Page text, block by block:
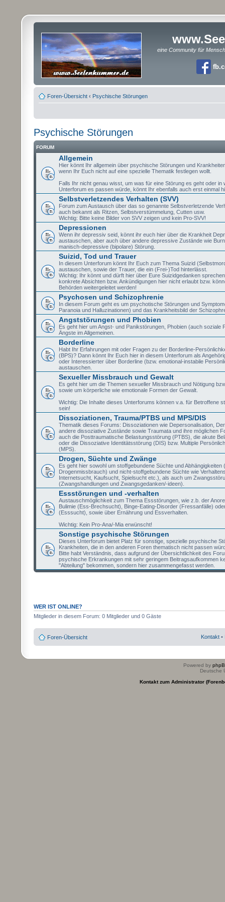
eine Community für
Foren-Übersicht ‹ Psychische Störungen
Psychische Störungen
FORUM
Allgemein
Hier könnt Ihr allgemein über psychische Störungen und
wenn Ihr Euch nicht auf eine spezielle Thematik festlegen wollt.
Falls Ihr nicht genau wisst, um was für eine Störung es geht oder in
Unterforum es passen würde, könnt Ihr ebenfalls auch erst einmal
Selbstverletzendes Verhalten (SVV)
Forum zum Austausch über das so genannte Selbstverletzende
auch bekannt als Ritzen, Selbstverstümmelung, Cutten usw.
Wichtig: Bitte keine Bilder von SVV zeigen und kein Pro-SVV!
Depressionen
Wenn ihr depressiv seid, könnt ihr euch hier über die Krankheit
austauschen, aber auch über andere depressive Zustände wie
manisch-depressive (bipolare) Störung.
Suizid, Tod und Trauer
In diesem Unterforum könnt Ihr Euch zum Thema Suizid
austauschen, sowie der Trauer, die ein (Frei-)Tod hinterlässt.
Wichtig: Ihr könnt und dürft hier über Eure Suizidgedanken
konkrete Absichten bzw. Ankündigungen hier nicht erlaubt bzw.
Behörden weitergeleitet werden!
Psychosen und Schizophrenie
In diesem Forum geht es um psychotische Störungen und
Paranoia und Halluzinationen) und das Krankheitsbild der
Angststörungen und Phobien
Es geht hier um Angst- und Panikstörungen, Phobien (auch soziale
Ängste im Allgemeinen.
Borderline
Habt Ihr Erfahrungen mit oder Fragen zu der Borderline-
(BPS)? Dann könnt Ihr Euch hier in diesem Unterforum als
oder Interessierter über Borderline (bzw. emotional-instabile
austauschen.
Sexueller Missbrauch und Gewalt
Es geht hier um die Themen sexueller Missbrauch und Nötigung
sowie um körperliche wie emotionale Formen der Gewalt.
Wichtig: Die Inhalte dieses Unterforums können v.a. für Betroffene
sein!
Dissoziationen, Trauma/PTBS und MPS/DIS
Thematik dieses Forums: Dissoziationen wie Depersonalisation,
andere dissoziative Zustände sowie Traumata und ihre möglichen
auch die Posttraumatische Belastungsstörung (PTBS), die akute
oder die Dissoziative Identitätsstörung (DIS) bzw. Multiple
(MPS).
Drogen, Süchte und Zwänge
Es geht hier sowohl um stoffgebundene Süchte und Abhängigkeiten
Drogenmissbrauch) und nicht-stoffgebundene Süchte wie
Internetsucht, Kaufsucht, Spielsucht etc.), als auch um
(Zwangshandlungen und Zwangsgedanken/-ideen).
Essstörungen und -verhalten
Austauschmöglichkeit zum Thema Essstörungen, wie z.b. der
Bulimie (Ess-Brechsucht), Binge-Eating-Disorder (Fressanfälle)
(Esssucht), sowie über Ernährung und Essverhalten.
Wichtig: Kein Pro-Ana/-Mia erwünscht!
Sonstige psychische Störungen
Dieses Unterforum bietet Platz für sonstige, spezielle psychische
Krankheiten, die in den anderen Foren thematisch nicht passen
Bitte habt Verständnis, dass aufgrund der Übersichtlichkeit des
psychische Erkrankungen mit sehr geringem Beitragsaufkommen
"Abteilung" bekommen, sondern hier zusammengefasst werden.
WER IST ONLINE?
Mitglieder in diesem Forum: 0 Mitglieder und 0 Gäste
Foren-Übersicht Kontakt •
Powered by
Deutsche
Kontakt zum Administrator